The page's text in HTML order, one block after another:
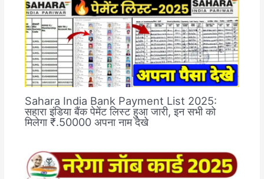
Sahara India Bank Payment List 2025:
सहारा इंडिया बैंक पेमेंट लिस्ट हुआ जारी, इन सभी को
मिलेगा ₹.50000 अपना नाम देखे